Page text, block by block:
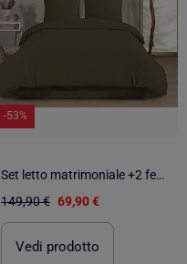
-53%
Set letto matrimoniale +2 federe 65x65 cm flanella di cotone
149,90 € 69,90 €
Vedi prodotto